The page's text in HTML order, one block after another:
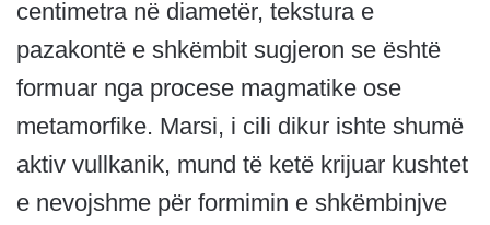
centimetra në diametër, tekstura e
pazakontë e shkëmbit sugjeron se është
formuar nga procese magmatike ose
metamorfike. Marsi, i cili dikur ishte shumë
aktiv vullkanik, mund të ketë krijuar kushtet
e nevojshme për formimin e shkëmbinjve